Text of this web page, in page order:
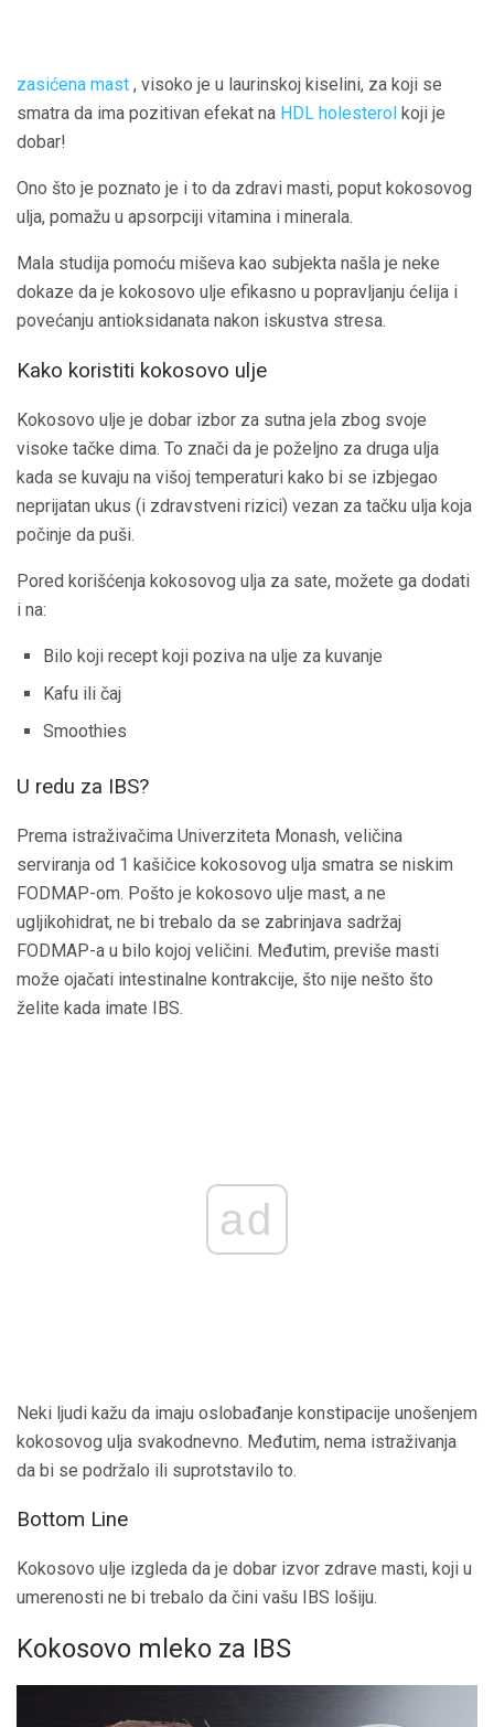
zasićena mast , visoko je u laurinskoj kiselini, za koji se
smatra da ima pozitivan efekat na HDL holesterol koji je
dobar!
Ono što je poznato je i to da zdravi masti, poput kokosovog
ulja, pomažu u apsorpciji vitamina i minerala.
Mala studija pomoću miševa kao subjekta našla je neke
dokaze da je kokosovo ulje efikasno u popravljanju ćelija i
povećanju antioksidanata nakon iskustva stresa.
Kako koristiti kokosovo ulje
Kokosovo ulje je dobar izbor za sutna jela zbog svoje
visoke tačke dima. To znači da je poželjno za druga ulja
kada se kuvaju na višoj temperaturi kako bi se izbjegao
neprijatan ukus (i zdravstveni rizici) vezan za tačku ulja koja
počinje da puši.
Pored korišćenja kokosovog ulja za sate, možete ga dodati
i na:
Bilo koji recept koji poziva na ulje za kuvanje
Kafu ili čaj
Smoothies
U redu za IBS?
Prema istraživačima Univerziteta Monash, veličina
serviranja od 1 kašičice kokosovog ulja smatra se niskim
FODMAP-om. Pošto je kokosovo ulje mast, a ne
ugljikohidrat, ne bi trebalo da se zabrinjava sadržaj
FODMAP-a u bilo kojoj veličini. Međutim, previše masti
može ojačati intestinalne kontrakcije, što nije nešto što
želite kada imate IBS.
ad
Neki ljudi kažu da imaju oslobađanje konstipacije unošenjem
kokosovog ulja svakodnevno. Međutim, nema istraživanja
da bi se podržalo ili suprotstavilo to.
Bottom Line
Kokosovo ulje izgleda da je dobar izvor zdrave masti, koji u
umerenosti ne bi trebalo da čini vašu IBS lošiju.
Kokosovo mleko za IBS